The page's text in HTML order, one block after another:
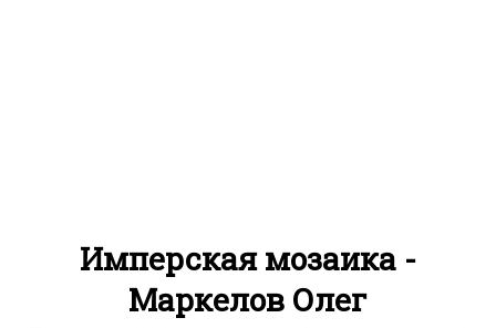
Имперская мозаика -
Маркелов Олег